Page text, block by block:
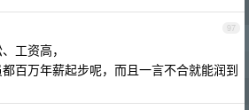
97
工资高，
百万年薪起步呢，而且一言不合就能润到